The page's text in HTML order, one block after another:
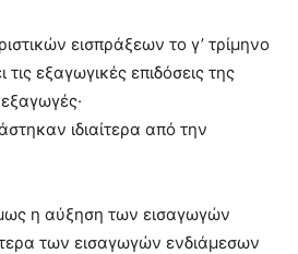
εισπράξεων το γ’ τρίμηνο
εξαγωγικές επιδόσεις της
ιδιαίτερα από την
η αύξηση των εισαγωγών
των εισαγωγών ενδιάμεσων